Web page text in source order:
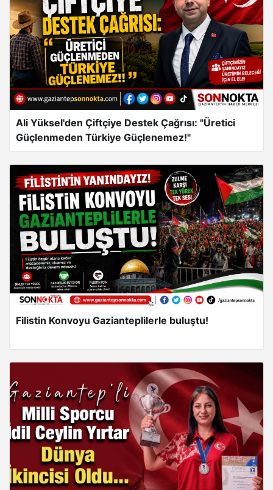
Ali Yüksel'den Çiftçiye Destek Çağrısı: "Üretici
Güçlenmeden Türkiye Güçlenemez!"
Filistin Konvoyu Gazianteplilerle buluştu!